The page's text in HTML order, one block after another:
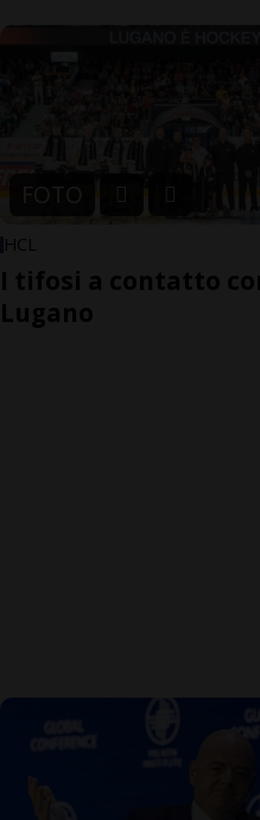
FOTO
HCL
I tifosi a contatto
Lugano